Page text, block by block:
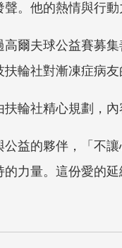
。他的熱情與行
高爾夫球公益賽募
輪社對漸凍症病
輪社精心規劃，
公益的夥伴，「不
力量。這份愛的